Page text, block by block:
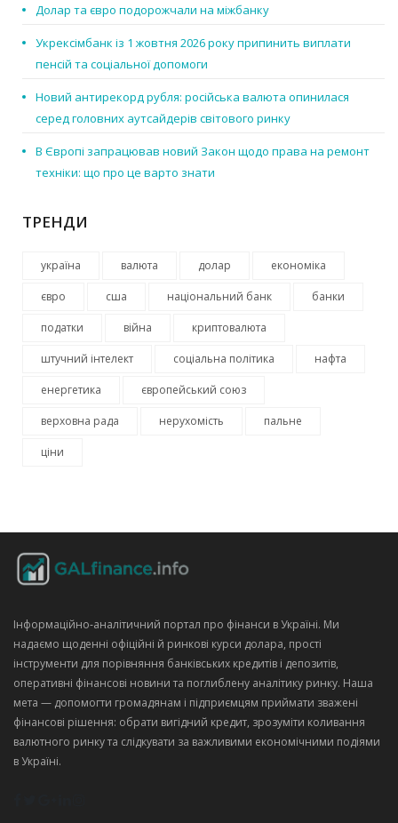
Долар та євро подорожчали на міжбанку
Укрексімбанк із 1 жовтня 2026 року припинить виплати
пенсій та соціальної допомоги
Новий антирекорд рубля: російська валюта опинилася
серед головних аутсайдерів світового ринку
В Європі запрацював новий Закон щодо права на ремонт
техніки: що про це варто знати
ТРЕНДИ
україна валюта долар економіка
євро сша національний банк банки
податки війна криптовалюта
штучний інтелект соціальна політика нафта
енергетика європейський союз
верховна рада нерухомість пальне
ціни
Інформаційно‑аналітичний портал про фінанси в Україні. Ми
надаємо щоденні офіційні й ринкові курси долара, прості
інструменти для порівняння банківських кредитів і депозитів,
оперативні фінансові новини та поглиблену аналітику ринку. Наша
мета — допомогти громадянам і підприємцям приймати зважені
фінансові рішення: обрати вигідний кредит, зрозуміти коливання
валютного ринку та слідкувати за важливими економічними подіями
в Україні.